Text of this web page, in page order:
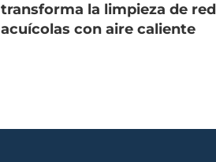
transforma la limpieza de
acuícolas con aire caliente